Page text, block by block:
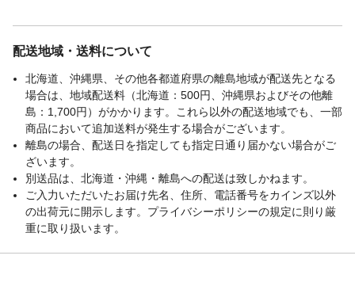
配送地域・送料について
北海道、沖縄県、その他各都道府県の離島地域が配送先となる
場合は、地域配送料（北海道：500円、沖縄県およびその他離
島：1,700円）がかかります。これら以外の配送地域でも、一部
商品において追加送料が発生する場合がございます。
離島の場合、配送日を指定しても指定日通り届かない場合がご
ざいます。
別送品は、北海道・沖縄・離島への配送は致しかねます。
ご入力いただいたお届け先名、住所、電話番号をカインズ以外
の出荷元に開示します。プライバシーポリシーの規定に則り厳
重に取り扱います。